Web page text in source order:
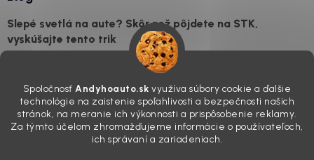
Spoločnosť Andyhoauto.sk využíva súbory cookie a ďalšie
technológie na zaistenie spoľahlivosti a bezpečnosti našich
stránok, na meranie ich výkonnosti a prispôsobenie reklamy.
Za týmto účelom zhromažďujeme informácie o používateľoch,
ich správaní a zariadeniach.
Slepé svetlá na aute? Skôr než pôjdete na STK,
vyskúšajte tento trik
skutočnosti je? Často za to môžu práve „slepé“ svetlomety. Ten
mliečny, drsný povrch nie je len estetická vada. Keď slnko a soľ urobia
svoje, plexisklo začne svetlo rozptyľovať namiesto to...
Zabudnite na handru. Ak chcete mať auto naozaj čisté,